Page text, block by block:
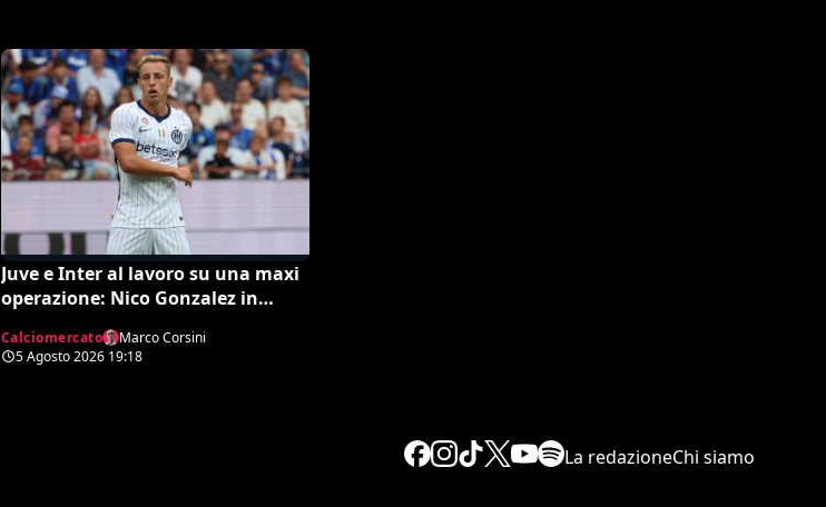
Juve e Inter al lavoro su una maxi
operazione: Nico Gonzalez in
nerazzurro, Frattesi a Torino
Calciomercato
Marco Corsini
5 Agosto 2026 19:18
La redazioneChi siamo